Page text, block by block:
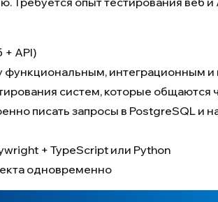
+ API)
интеграционным
систем, которые
писать запросы в PostgreSQL
+ TypeScript или Python
одновременно